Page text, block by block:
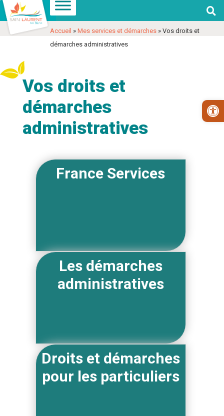
Aller
à
la
Aller
au
contenu
Voir
les
coordonnées
contact

Accueil » Mes services et démarches » Vos droits et
démarches administratives
Vos droits et
démarches
administratives
France Services
Les démarches
administratives
Droits et démarches
pour les particuliers